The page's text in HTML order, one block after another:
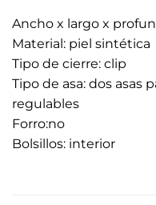
Ancho x largo x
Material: piel sintética
Tipo de cierre: clip
Tipo de asa: dos asas
regulables
Forro:no
Bolsillos: interior